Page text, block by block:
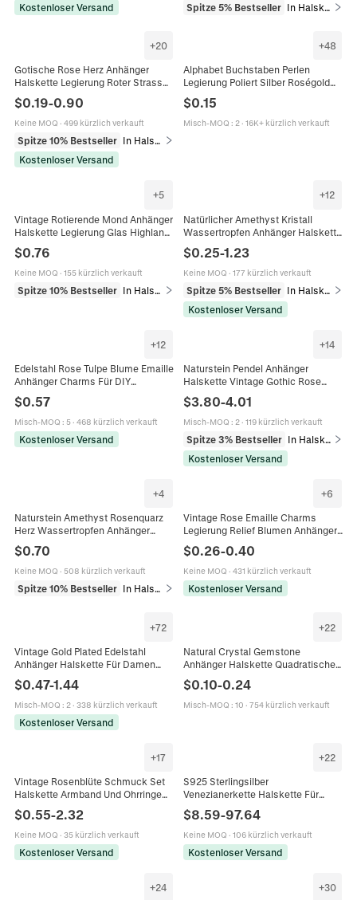
Kostenloser Versand Spitze 5% Bestseller In Halsketten
+20
Gotische Rose Herz Anhänger
Halskette Legierung Roter Strass
Schmuck Für Damen Valentinstag
Geschenk Dunkler Stil
$0.19-0.90
Keine MOQ · 499 kürzlich verkauft
Spitze 10% Bestseller
In Halsketten
Kostenloser Versand
+48
Alphabet Buchstaben Perlen
Legierung Poliert Silber Roségold
DIY Schmuckherstellung Zubehör
Für Armband Halskette Charms
$0.15
Misch-MOQ : 2· 16K+ kürzlich verkauft
+5
Vintage Rotierende Mond Anhänger
Halskette Legierung Glas Highland
Halskette Für Damen Retro
Schmuck Geschenk
$0.76
Keine MOQ · 155 kürzlich verkauft
Spitze 10% Bestseller
+12
Natürlicher Amethyst Kristall
Wassertropfen Anhänger Halskette
Schmuck Für Damen Mädchen
$0.25-1.23
Keine MOQ · 177 kürzlich verkauft
Spitze 5% Bestseller
Kostenloser Versand
+12
Edelstahl Rose Tulpe Blume Emaille
Anhänger Charms Für DIY
Schmuckherstellung Halsketten
Ohrringe Floral Vintage Stil
$0.57
Misch-MOQ : 5· 468 kürzlich verkauft
Kostenloser Versand
+14
Naturstein Pendel Anhänger
Halskette Vintage Gothic Rose
Dornen Pentagramm
Wassertropfen Kristall Edelstein
Schmuck Damen
$3.80-4.01
Misch-MOQ : 2· 119 kürzlich verkauft
Spitze 3% Bestseller
In Halsketten
Kostenloser Versand
+4
Naturstein Amethyst Rosenquarz
Herz Wassertropfen Anhänger
Halskette Heilkristall Boho
Schmuck Für Damen
$0.70
Keine MOQ · 508 kürzlich verkauft
Spitze 10% Bestseller In Halsketten
+6
Vintage Rose Emaille Charms
Legierung Relief Blumen Anhänger
Mit Kunstperlen Für DIY
Schmuckherstellung Halsketten
Ohrringe Zubehör
$0.26-0.40
Keine MOQ · 431 kürzlich verkauft
Kostenloser Versand
+72
Vintage Gold Plated Edelstahl
Anhänger Halskette Für Damen
Sonne Mond Tier Muschel Rose
Blume Charms Schmuck
$0.47-1.44
Misch-MOQ : 2· 338 kürzlich verkauft
Kostenloser Versand
+22
Natural Crystal Gemstone
Anhänger Halskette Quadratischer
Würfel Geometrisch Amethyst
Rosenquarz DIY
Schmuckherstellung
$0.10-0.24
Misch-MOQ : 10 · 754 kürzlich verkauft
+17
Vintage Rosenblüte Schmuck Set
Halskette Armband Und Ohrringe
Legierung Strass Romantische
Blumen Accessoires Für Damen
$0.55-2.32
Keine MOQ · 35 kürzlich verkauft
Kostenloser Versand
+22
S925 Sterlingsilber
Venezianerkette Halskette Für
Damen Herren Gold Roségold
Versilbert Minimalistische Kette
Ohne Anhänger Schmuck
$8.59-97.64
Keine MOQ · 106 kürzlich verkauft
Kostenloser Versand
+24 +30